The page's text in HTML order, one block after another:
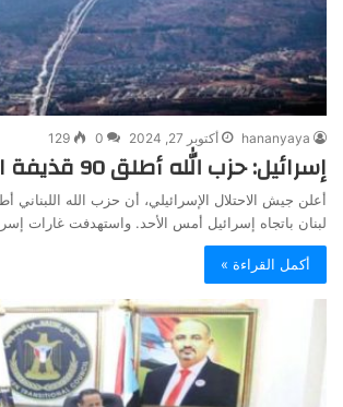
hananyaya أكتوبر 27, 2024 0
129
إسرائيل: حزب الله أطلق 90 قذيفة الأحد
لبنان باتجاه إسرائيل أمس الأحد. واستهدفت غارات
أكمل القراءة »